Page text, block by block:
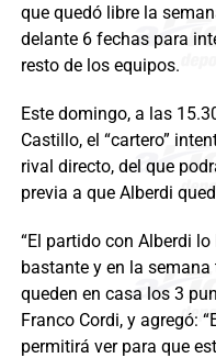
que quedó libre la
delante 6 fechas para
resto de los equipos.
Este domingo, a las
Castillo, el “cartero”
rival directo, del que
previa a que Alberdi
“El partido con Alberdi
bastante y en la
queden en casa los 3
Franco Cordi, y agregó:
permitirá ver para que